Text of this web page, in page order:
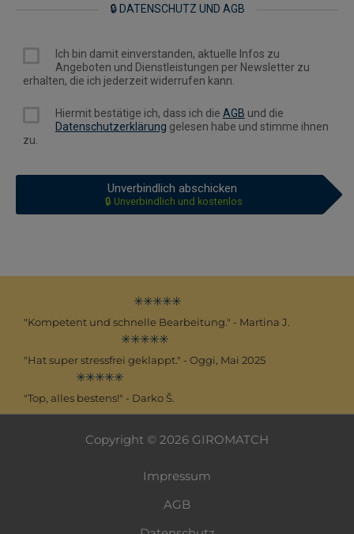
🔒 DATENSCHUTZ UND AGB
Ich bin damit einverstanden, aktuelle Infos zu
Angeboten und Dienstleistungen per Newsletter zu
erhalten, die ich jederzeit widerrufen kann.
Hiermit bestätige ich, dass ich die AGB und die
Datenschutzerklärung gelesen habe und stimme ihnen
zu.
Unverbindlich abschicken
🔒 Unverbindlich und kostenlos
✳️✳️✳️✳️✳️
"Kompetent und schnelle Bearbeitung." - Martina J.
✳️✳️✳️✳️✳️
"Hat super stressfrei geklappt." - Oggi, Mai 2025
✳️✳️✳️✳️✳️
"Top, alles bestens!" - Darko Š.
Copyright © 2026 GIROMATCH
Impressum
AGB